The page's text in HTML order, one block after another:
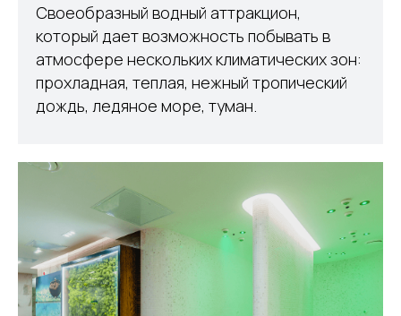
Своеобразный водный аттракцион,
который дает возможность побывать в
атмосфере нескольких климатических зон:
прохладная, теплая, нежный тропический
дождь, ледяное море, туман.